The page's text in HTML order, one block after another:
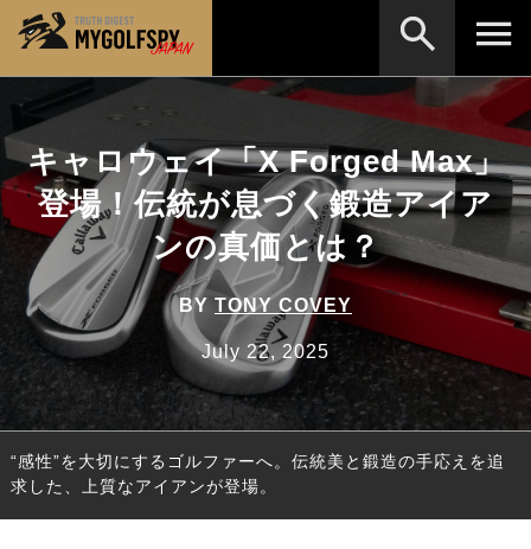
キャロウェイ「X Forged Max」
登場！伝統が息づく鍛造アイア
ンの真価とは？
BY TONY COVEY
July 22, 2025
“感性”を大切にするゴルファーへ。伝統美と鍛造の手応えを追
求した、上質なアイアンが登場。
MOST WANTED
NEW RELEASES 新製品情報
HOW TO ゴルフ上達・実践テクニック
LAB テスト・データ検証
Golf News ゴルフニュース
REVIEWS 製品レビュー
DRIVERS ドライバー
FAIRWAY WOODS フェアウェイウッド
HYBRIDS ハイブリッド
※メーカー名やクラブ名など、検索したい事柄を入
力してください。
検索